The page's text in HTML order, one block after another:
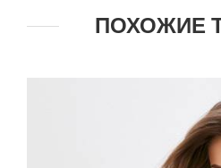
ПОХОЖИЕ